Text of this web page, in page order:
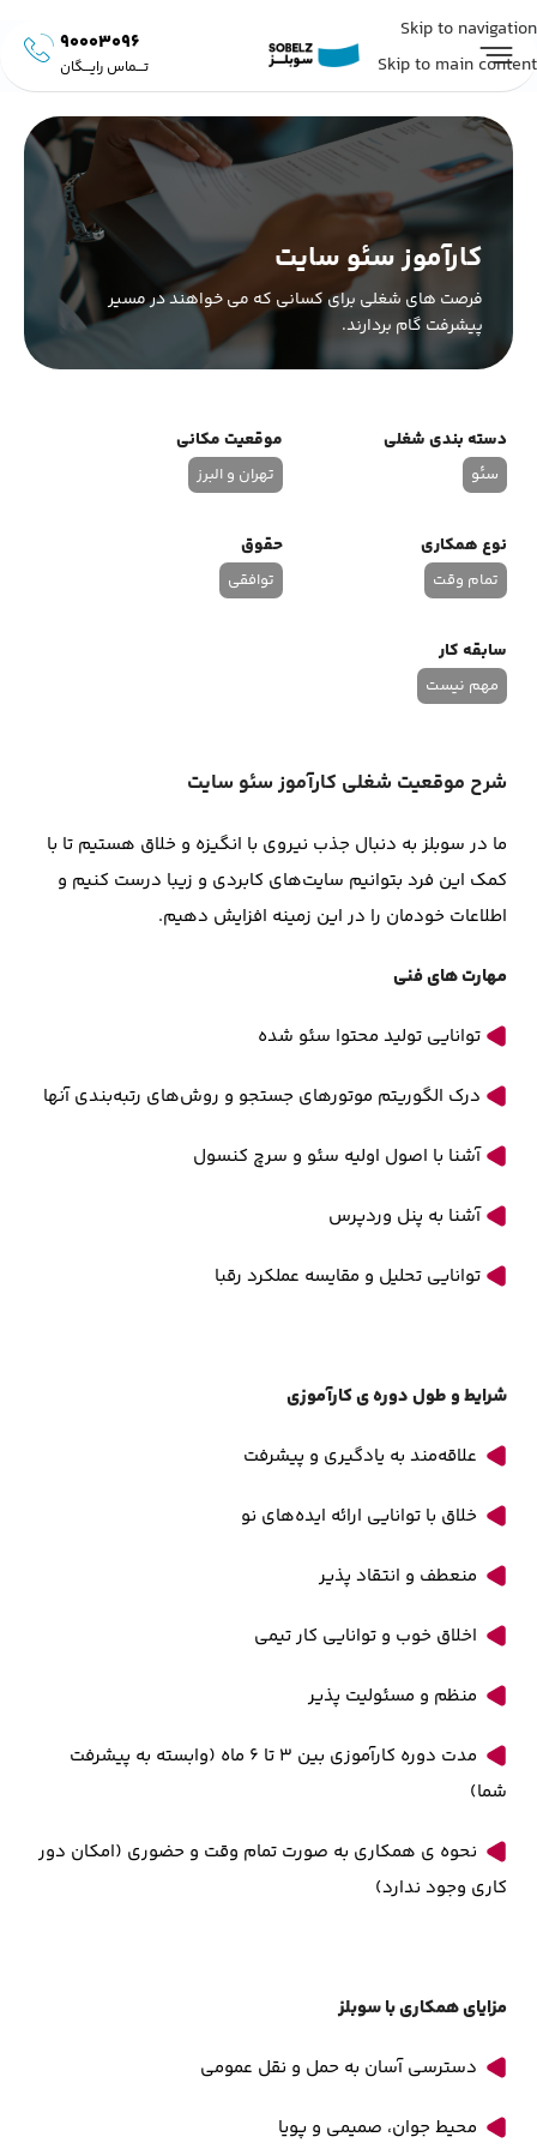
Skip to navigation
Skip to main content
90003096
تـــماس رایـــگان
کارآموز سئو سایت
فرصت های شغلی برای کسانی که می خواهند در مسیر
پیشرفت گام بردارند.
دسته بندی شغلی
سئو
موقعیت مکانی
تهران و البرز
نوع همکاری
تمام وقت
حقوق
توافقی
سابقه کار
مهم نیست
شرح موقعیت شغلی کارآموز سئو سایت
ما در سوبلز به دنبال جذب نیروی با انگیزه و خلاق هستیم تا با
کمک این فرد بتوانیم سایت‌های کابردی و زیبا درست کنیم و
اطلاعات خودمان را در این زمینه افزایش دهیم.
مهارت های فنی
توانایی تولید محتوا سئو شده
درک الگوریتم‌ موتورهای جستجو و روش‌های رتبه‌بندی آنها
آشنا با اصول اولیه سئو و سرچ کنسول
آشنا به پنل وردپرس
توانایی تحلیل و مقایسه عملکرد رقبا
شرایط و طول دوره ی کارآموزی
علاقه‌مند به یادگیری و پیشرفت
خلاق با توانایی ارائه ایده‌های نو
منعطف و انتقاد پذیر
اخلاق خوب و توانایی کار تیمی
منظم و مسئولیت پذیر
مدت دوره کارآموزی بین 3 تا 6 ماه (وابسته به پیشرفت
شما)
نحوه ی همکاری به صورت تمام وقت و حضوری (امکان دور
کاری وجود ندارد)
مزایای همکاری با سوبلز
دسترسی آسان به حمل و نقل عمومی
محیط جوان، صمیمی و پویا